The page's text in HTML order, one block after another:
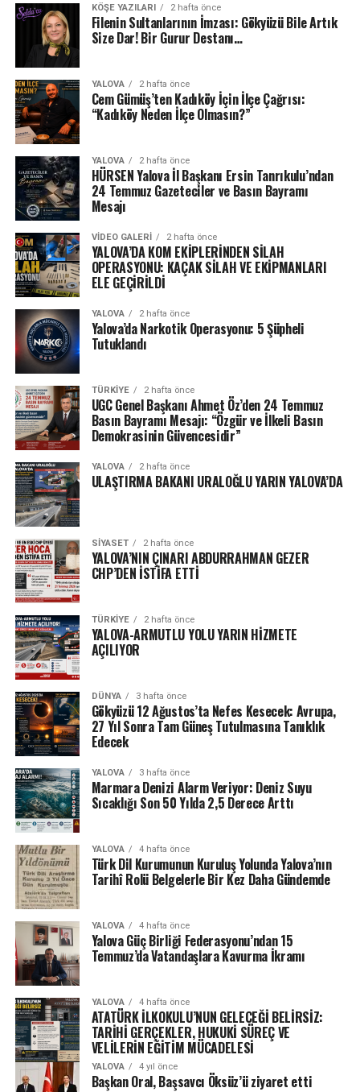
KÖŞE YAZILARI 2 hafta önce
Filenin Sultanlarının İmzası: Gökyüzü Bile Artık
Size Dar! Bir Gurur Destanı…
YALOVA 2 hafta önce
Cem Gümüş’ten Kadıköy İçin İlçe Çağrısı:
“Kadıköy Neden İlçe Olmasın?”
YALOVA 2 hafta önce
HÜRSEN Yalova İl Başkanı Ersin Tanrıkulu’ndan
24 Temmuz Gazeteciler ve Basın Bayramı
Mesajı
VIDEO GALERI 2 hafta önce
YALOVA’DA KOM EKİPLERİNDEN SİLAH
OPERASYONU: KAÇAK SİLAH VE EKİPMANLARI
ELE GEÇİRİLDİ
YALOVA 2 hafta önce
Yalova’da Narkotik Operasyonu: 5 Şüpheli
Tutuklandı
TÜRKIYE 2 hafta önce
UGC Genel Başkanı Ahmet Öz’den 24 Temmuz
Basın Bayramı Mesajı: “Özgür ve İlkeli Basın
Demokrasinin Güvencesidir”
YALOVA 2 hafta önce
ULAŞTIRMA BAKANI URALOĞLU YARIN YALOVA’DA
SIYASET 2 hafta önce
YALOVA’NIN ÇINARI ABDURRAHMAN GEZER
CHP’DEN İSTİFA ETTİ
TÜRKIYE 2 hafta önce
YALOVA-ARMUTLU YOLU YARIN HİZMETE
AÇILIYOR
DÜNYA 3 hafta önce
Gökyüzü 12 Ağustos’ta Nefes Kesecek: Avrupa,
27 Yıl Sonra Tam Güneş Tutulmasına Tanıklık
Edecek
YALOVA 3 hafta önce
Marmara Denizi Alarm Veriyor: Deniz Suyu
Sıcaklığı Son 50 Yılda 2,5 Derece Arttı
YALOVA 4 hafta önce
Türk Dil Kurumunun Kuruluş Yolunda Yalova’nın
Tarihî Rolü Belgelerle Bir Kez Daha Gündemde
YALOVA 4 hafta önce
Yalova Güç Birliği Federasyonu’ndan 15
Temmuz’da Vatandaşlara Kavurma İkramı
YALOVA 4 hafta önce
ATATÜRK İLKOKULU’NUN GELECEĞİ BELİRSİZ:
TARİHİ GERÇEKLER, HUKUKİ SÜREÇ VE
VELİLERİN EĞİTİM MÜCADELESİ
YALOVA 4 yıl önce
Başkan Oral, Başsavcı Öksüz’ü ziyaret etti